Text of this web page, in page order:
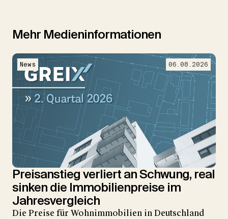
Mehr Medieninformationen
News 06.08.2026
Preisanstieg verliert an Schwung, real
sinken die Immobilienpreise im
Jahresvergleich
Die Preise für Wohnimmobilien in Deutschland